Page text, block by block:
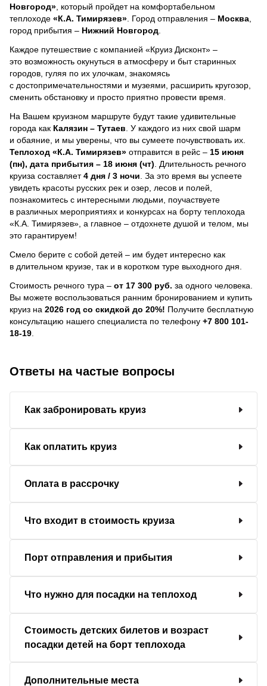
Новгород» , который пройдет на комфортабельном
теплоходе «К.А. Тимирязев» . Город отправления – Москва
город прибытия – Нижний Новгород
Каждое путешествие с компанией «Круиз Дисконт» –
это возможность окунуться в атмосферу и быт старинных
городов, гуляя по их улочкам, знакомясь
с достопримечательностями и музеями, расширить кругозор,
сменить обстановку и просто приятно провести время.
На Вашем круизном маршруте будут такие удивительные
города как Калязин – Тутаев . У каждого из них свой шарм
и обаяние, и мы уверены, что вы сумеете почувствовать их.
Теплоход «К.А. Тимирязев» отправится в рейс – 15 июня
(пн), дата прибытия – 18 июня (чт) . Длительность речного
круиза составляет4 дня / 3 ночи За это время вы успеете
увидеть красоты русских рек и озер, лесов и полей,
познакомитесь с интересными людьми, поучаствуете
в различных мероприятиях и конкурсах на борту теплохода
«К.А. Тимирязев», а главное – отдохнете душой и телом, мы
это гарантируем!
Смело берите с собой детей – им будет интересно как
в длительном круизе, так и в коротком туре выходного дня.
Стоимость речного тура – от 17 300 руб. за одного человека.
Вы можете воспользоваться ранним бронированием и купить
круиз на 2026 год со скидкой до 20%! Получите бесплатную
консультацию нашего специалиста по телефону +7 800 101-
18-19
Ответы на частые вопросы
Как забронировать круиз
Как оплатить круиз
Оплата в рассрочку
Что входит в стоимость круиза
Порт отправления и прибытия
Что нужно для посадки на теплоход
Стоимость детских билетов и возраст
посадки детей на борт теплохода
Дополнительные места